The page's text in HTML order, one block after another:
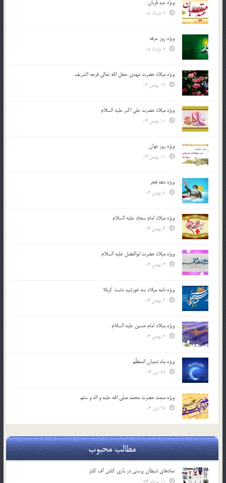
ویژه عید قربان
ویژه روز عرفه
ویژه میلاد حضرت مهدی عجل الله تعالی فرجه الشريف
ویژه میلاد حضرت علی اکبر علیه السلام
ویژه روز جوان
ویژه دهه فجر
ویژه میلاد امام سجاد علیه السلام
ویژه میلاد حضرت ابوالفضل علیه السلام
ویژه نامه میلاد سه خورشید دشت کربلا
ویژه میلاد امام حسین علیه السلام
ویژه ماه شعبان المعظّم
ویژه مبعث حضرت محمد صلی الله علیه و اله و سلم
مطالب محبوب
نمادهای شیطان پرستی در بازی کلش آف کلنز